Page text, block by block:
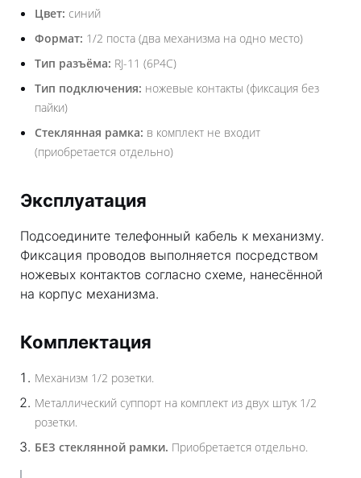
Цвет: синий
Формат: 1/2 поста (два механизма на одно место)
Тип разъёма: RJ-11 (6P4C)
Тип подключения: ножевые контакты (фиксация без
пайки)
Стеклянная рамка: в комплект не входит
(приобретается отдельно)
Эксплуатация
Подсоедините телефонный кабель к механизму.
Фиксация проводов выполняется посредством
ножевых контактов согласно схеме, нанесённой
на корпус механизма.
Комплектация
Механизм 1/2 розетки.
Металлический суппорт на комплект из двух штук 1/2
розетки.
БЕЗ стеклянной рамки. Приобретается отдельно.